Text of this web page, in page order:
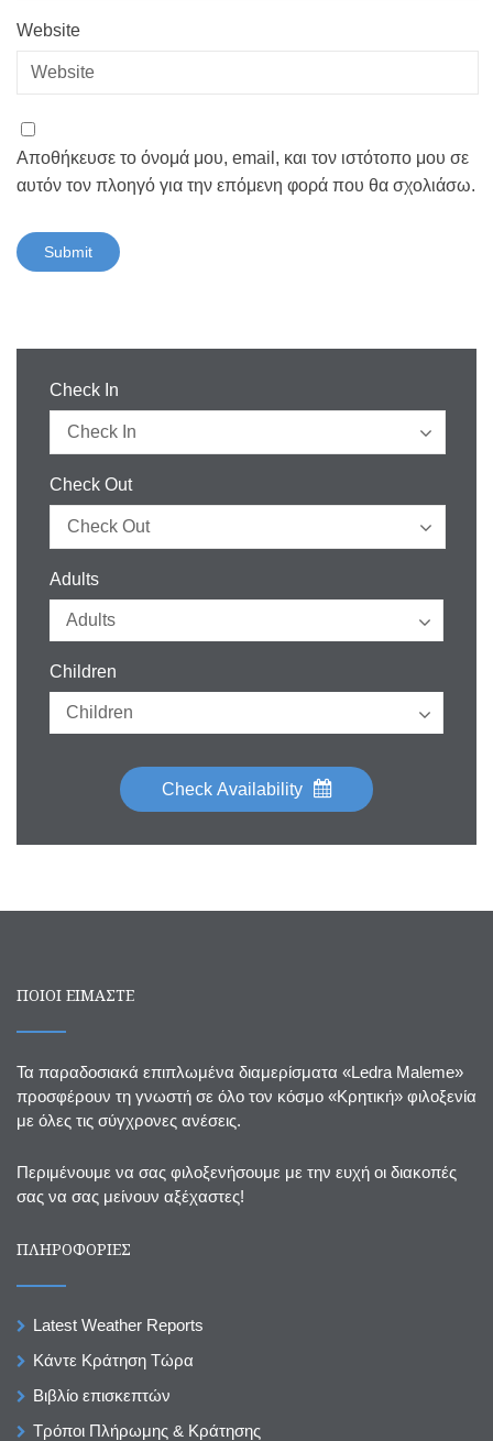
Website
Αποθήκευσε το όνομά μου, email, και τον ιστότοπο μου σε
αυτόν τον πλοηγό για την επόμενη φορά που θα σχολιάσω.
Check In
Check Out
Adults
Children
Check Availability
ΠΟΙΟΙ ΕΙΜΑΣΤΕ
Τα παραδοσιακά επιπλωμένα διαμερίσματα «Ledra Maleme»
προσφέρουν τη γνωστή σε όλο τον κόσμο «Κρητική» φιλοξενία
με όλες τις σύγχρονες ανέσεις.
Περιμένουμε να σας φιλοξενήσουμε με την ευχή οι διακοπές
σας να σας μείνουν αξέχαστες!
ΠΛΗΡΟΦΟΡΙΕΣ
Latest Weather Reports
Κάντε Κράτηση Τώρα
Βιβλίο επισκεπτών
Τρόποι Πλήρωμης & Κράτησης